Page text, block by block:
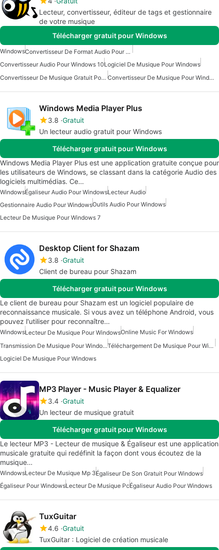
Lecteur, convertisseur, éditeur de tags et gestionnaire
de votre musique
Télécharger gratuit pour Windows
Windows
Convertisseur De Format Audio Pour Windows
Convertisseur Audio Pour Windows 10Logiciel De Musique Pour Windows
Convertisseur De Musique Gratuit Pour Windows
Convertisseur De Musique Pour Windows
Windows Media Player Plus
3.8 Gratuit
Un lecteur audio gratuit pour Windows
Télécharger gratuit pour Windows
Windows Media Player Plus est une application gratuite conçue pour
les utilisateurs de Windows, se classant dans la catégorie Audio des
logiciels multimédias. Ce…
WindowsÉgaliseur Audio Pour WindowsLecteur Audio
Gestionnaire Audio Pour WindowsOutils Audio Pour Windows
Lecteur De Musique Pour Windows 7
Desktop Client for Shazam
3.8 Gratuit
Client de bureau pour Shazam
Télécharger gratuit pour Windows
Le client de bureau pour Shazam est un logiciel populaire de
reconnaissance musicale. Si vous avez un téléphone Android, vous
pouvez l'utiliser pour reconnaître…
WindowsLecteur De Musique Pour WindowsOnline Music For Windows
Transmission De Musique Pour Windows
Téléchargement De Musique Pour Windows 10
Logiciel De Musique Pour Windows
MP3 Player - Music Player & Equalizer
3.4 Gratuit
Un lecteur de musique gratuit
Télécharger gratuit pour Windows
Le lecteur MP3 - Lecteur de musique & Égaliseur est une application
musicale gratuite qui redéfinit la façon dont vous écoutez de la
musique…
WindowsLecteur De Musique Mp 3Égaliseur De Son Gratuit Pour Windows
Égaliseur Pour WindowsLecteur De Musique PcÉgaliseur Audio Pour Windows
TuxGuitar
4.6 Gratuit
TuxGuitar : Logiciel de création musicale